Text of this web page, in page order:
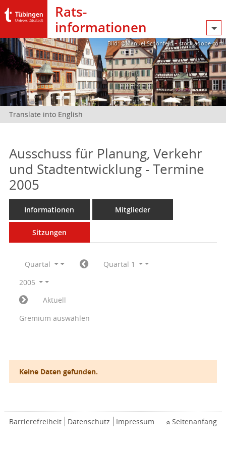
Rats­
informationen
Bild: @Manuel Schönfeld – stock.adobe.com
Translate into English
Ausschuss für Planung, Verkehr
und Stadtentwicklung - Termine
2005
Informationen Mitglieder
Sitzungen
Quartal
Quartal 1
2005
Aktuell
Gremium auswählen
Keine Daten gefunden.
Barrierefreiheit Datenschutz Impressum Seitenanfang